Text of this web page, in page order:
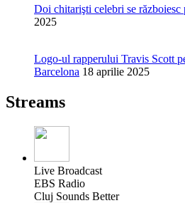
Doi chitarişti celebri se războiesc
2025
Logo-ul rapperului Travis Scott
Barcelona 18 aprilie 2025
Streams
Live Broadcast
EBS Radio
Cluj Sounds Better